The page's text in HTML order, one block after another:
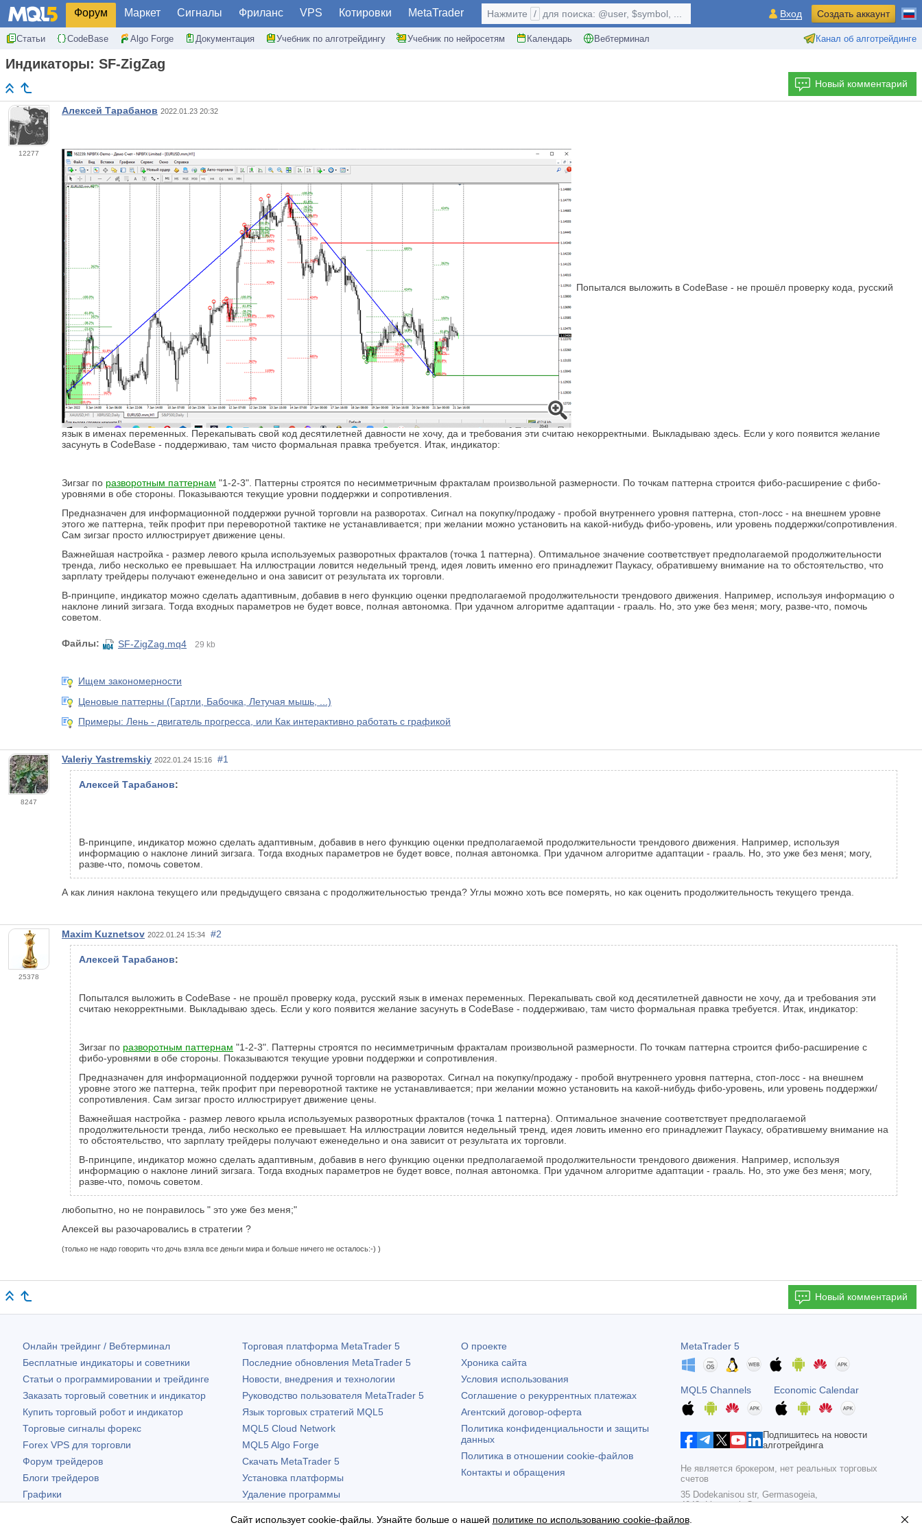
Форум Маркет Сигналы Фриланс VPS Котировки MetaTrader
Статьи CodeBase Algo Forge Документация Учебник по алготрейдингу Учебник по нейросетям Календарь Вебтерминал Канал об алготрейдинге
Нажмите / для поиска: @user, $symbol, ... Вход Создать аккаунт
Индикаторы: SF-ZigZag
Новый комментарий
12277
Алексей Тарабанов 2022.01.23 20:32
Попытался выложить в CodeBase - не прошёл проверку кода, русский
язык в именах переменных. Перекапывать свой код десятилетней давности не хочу, да и требования эти считаю некорректными. Выкладываю здесь. Если у кого появится желание
засунуть в CodeBase - поддерживаю, там чисто формальная правка требуется. Итак, индикатор:
Зигзаг по разворотным паттернам "1-2-3". Паттерны строятся по несимметричным фракталам произвольной размерности. По точкам паттерна строится фибо-расширение с фибо-
уровнями в обе стороны. Показываются текущие уровни поддержки и сопротивления.
Предназначен для информационной поддержки ручной торговли на разворотах. Сигнал на покупку/продажу - пробой внутреннего уровня паттерна, стоп-лосс - на внешнем уровне
этого же паттерна, тейк профит при переворотной тактике не устанавливается; при желании можно установить на какой-нибудь фибо-уровень, или уровень поддержки/сопротивления.
Сам зигзаг просто иллюстрирует движение цены.
Важнейшая настройка - размер левого крыла используемых разворотных фракталов (точка 1 паттерна). Оптимальное значение соответствует предполагаемой продолжительности
тренда, либо несколько ее превышает. На иллюстрации ловится недельный тренд, идея ловить именно его принадлежит Паукасу, обратившему внимание на то обстоятельство, что
зарплату трейдеры получают еженедельно и она зависит от результата их торговли.
В-принципе, индикатор можно сделать адаптивным, добавив в него функцию оценки предполагаемой продолжительности трендового движения. Например, используя информацию о
наклоне линий зигзага. Тогда входных параметров не будет вовсе, полная автономка. При удачном алгоритме адаптации - грааль. Но, это уже без меня; могу, разве-что, помочь
советом.
Файлы: SF-ZigZag.mq4 29 kb
Ищем закономерности
Ценовые паттерны (Гартли, Бабочка, Летучая мышь, ...)
Примеры: Лень - двигатель прогресса, или Как интерактивно работать с графикой
8247
Valeriy Yastremskiy 2022.01.24 15:16 #1
Алексей Тарабанов:
В-принципе, индикатор можно сделать адаптивным, добавив в него функцию оценки предполагаемой продолжительности трендового движения. Например, используя
информацию о наклоне линий зигзага. Тогда входных параметров не будет вовсе, полная автономка. При удачном алгоритме адаптации - грааль. Но, это уже без меня; могу,
разве-что, помочь советом.
А как линия наклона текущего или предыдущего связана с продолжительностью тренда? Углы можно хоть все померять, но как оценить продолжительность текущего тренда.
25378
Maxim Kuznetsov 2022.01.24 15:34 #2
Алексей Тарабанов:
Попытался выложить в CodeBase - не прошёл проверку кода, русский язык в именах переменных. Перекапывать свой код десятилетней давности не хочу, да и требования эти
считаю некорректными. Выкладываю здесь. Если у кого появится желание засунуть в CodeBase - поддерживаю, там чисто формальная правка требуется. Итак, индикатор:
Зигзаг по разворотным паттернам "1-2-3". Паттерны строятся по несимметричным фракталам произвольной размерности. По точкам паттерна строится фибо-расширение с
фибо-уровнями в обе стороны. Показываются текущие уровни поддержки и сопротивления.
Предназначен для информационной поддержки ручной торговли на разворотах. Сигнал на покупку/продажу - пробой внутреннего уровня паттерна, стоп-лосс - на внешнем
уровне этого же паттерна, тейк профит при переворотной тактике не устанавливается; при желании можно установить на какой-нибудь фибо-уровень, или уровень поддержки/
сопротивления. Сам зигзаг просто иллюстрирует движение цены.
Важнейшая настройка - размер левого крыла используемых разворотных фракталов (точка 1 паттерна). Оптимальное значение соответствует предполагаемой
продолжительности тренда, либо несколько ее превышает. На иллюстрации ловится недельный тренд, идея ловить именно его принадлежит Паукасу, обратившему внимание на
то обстоятельство, что зарплату трейдеры получают еженедельно и она зависит от результата их торговли.
В-принципе, индикатор можно сделать адаптивным, добавив в него функцию оценки предполагаемой продолжительности трендового движения. Например, используя
информацию о наклоне линий зигзага. Тогда входных параметров не будет вовсе, полная автономка. При удачном алгоритме адаптации - грааль. Но, это уже без меня; могу,
разве-что, помочь советом.
любопытно, но не понравилось " это уже без меня;"
Алексей вы разочаровались в стратегии ?
(только не надо говорить что дочь взяла все деньги мира и больше ничего не осталось:-) )
Новый комментарий
Онлайн трейдинг / Вебтерминал
Бесплатные индикаторы и советники
Статьи о программировании и трейдинге
Заказать торговый советник и индикатор
Купить торговый робот и индикатор
Торговые сигналы форекс
Forex VPS для торговли
Форум трейдеров
Блоги трейдеров
Графики
Торговая платформа MetaTrader 5
Последние обновления MetaTrader 5
Новости, внедрения и технологии
Руководство пользователя MetaTrader 5
Язык торговых стратегий MQL5
MQL5 Cloud Network
MQL5 Algo Forge
Скачать MetaTrader 5
Установка платформы
Удаление программы
О проекте
Хроника сайта
Условия использования
Соглашение о рекуррентных платежах
Агентский договор-оферта
Политика конфиденциальности и защиты
данных
Политика в отношении cookie-файлов
Контакты и обращения
MetaTrader 5
MQL5 Channels Economic Calendar
Подпишитесь на новости
алготрейдинга
Не является брокером, нет реальных торговых
счетов
35 Dodekanisou str, Germasogeia,
4043, Limassol, Cyprus
Copyright 2000-2026,
Сайт использует cookie-файлы. Узнайте больше о нашей политике по использованию cookie-файлов.